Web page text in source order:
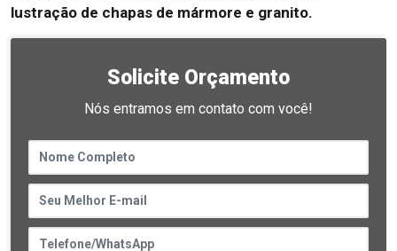
lustração de chapas de mármore e granito.
Solicite Orçamento
Nós entramos em contato com você!